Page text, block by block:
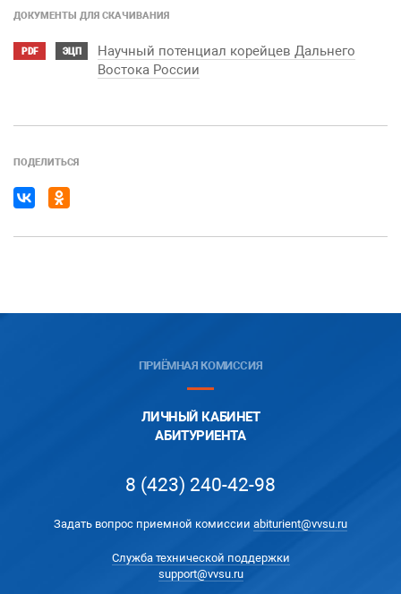
ДОКУМЕНТЫ ДЛЯ СКАЧИВАНИЯ
PDF ЭЦП
Научный потенциал корейцев Дальнего
Востока России
ПОДЕЛИТЬСЯ
ПРИЁМНАЯ КОМИССИЯ
ЛИЧНЫЙ КАБИНЕТ
АБИТУРИЕНТА
8 (423) 240-42-98
Задать вопрос приемной комиссии abiturient@vvsu.ru
Служба технической поддержки
support@vvsu.ru